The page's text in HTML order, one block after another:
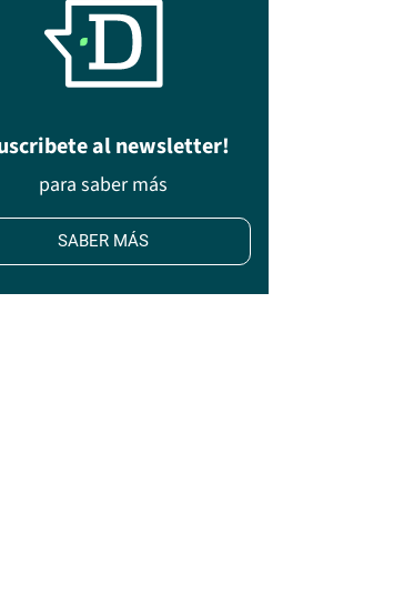
al newsletter!
para saber más
SABER MÁS